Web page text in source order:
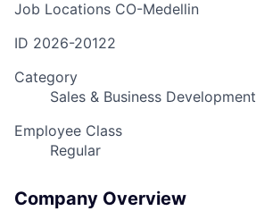
Job Locations CO-Medellin
ID 2026-20122
Category
Sales & Business Development
Employee Class
Regular
Company Overview